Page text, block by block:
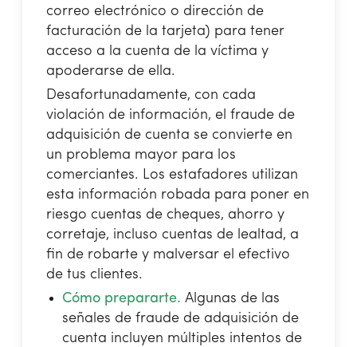
correo electrónico o dirección de
facturación de la tarjeta) para tener
acceso a la cuenta de la víctima y
apoderarse de ella.
Desafortunadamente, con cada
violación de información, el fraude de
adquisición de cuenta se convierte en
un problema mayor para los
comerciantes. Los estafadores utilizan
esta información robada para poner en
riesgo cuentas de cheques, ahorro y
corretaje, incluso cuentas de lealtad, a
fin de robarte y malversar el efectivo
de tus clientes.
Cómo prepararte.Algunas de las
señales de fraude de adquisición de
cuenta incluyen múltiples intentos de